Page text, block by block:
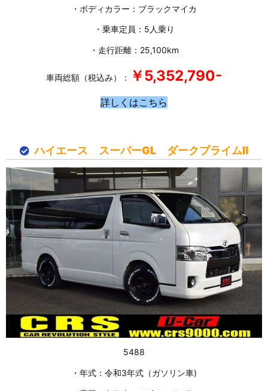
・ボディカラー：ブラックマイカ
・乗車定員：5人乗り
・走行距離：25,100km
車両総額（税込み）： ￥5,352,790-
詳しくはこちら
ハイエース スーパーGL ダークプライムⅡ
5488
・年式：令和3年式（ガソリン車)